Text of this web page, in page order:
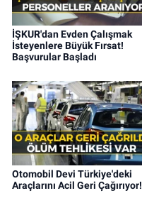
İŞKUR'dan Evden Çalışmak
İsteyenlere Büyük Fırsat!
Başvurular Başladı
Otomobil Devi Türkiye'deki
Araçlarını Acil Geri Çağırıyor!